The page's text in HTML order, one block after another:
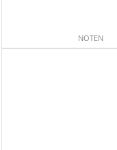
NOTEN